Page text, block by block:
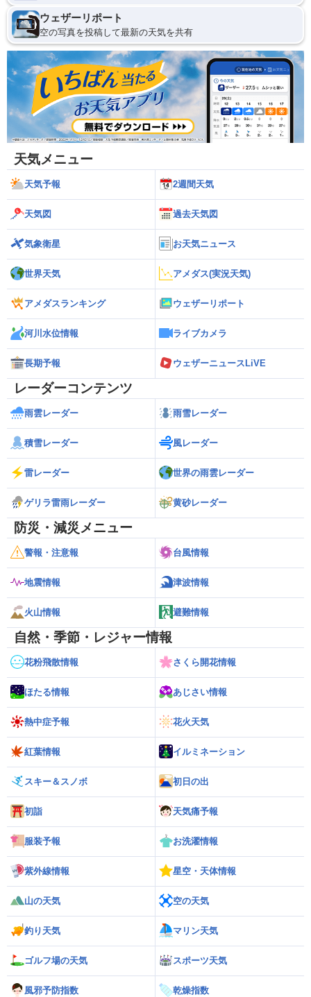
ウェザーリポート
空の写真を投稿して最新の天気を共有
天気メニュー
天気予報 2週間天気
天気図 過去天気図
気象衛星 お天気ニュース
世界天気 アメダス(実況天気)
アメダスランキング ウェザーリポート
河川水位情報 ライブカメラ
長期予報 ウェザーニュースLiVE
レーダーコンテンツ
雨雲レーダー 雨雪レーダー
積雪レーダー 風レーダー
雷レーダー 世界の雨雲レーダー
ゲリラ雷雨レーダー 黄砂レーダー
防災・減災メニュー
警報・注意報 台風情報
地震情報 津波情報
火山情報 避難情報
自然・季節・レジャー情報
花粉飛散情報 さくら開花情報
ほたる情報 あじさい情報
熱中症予報 花火天気
紅葉情報 イルミネーション
スキー＆スノボ 初日の出
初詣 天気痛予報
服装予報 お洗濯情報
紫外線情報 星空・天体情報
山の天気 空の天気
釣り天気 マリン天気
ゴルフ場の天気 スポーツ天気
風邪予防指数 乾燥指数